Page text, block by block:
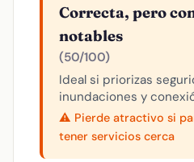
Correcta, pero
notables
(50/100)
Ideal si priorizas
inundaciones y
⚠️ Pierde atractivo si
tener servicios cerca